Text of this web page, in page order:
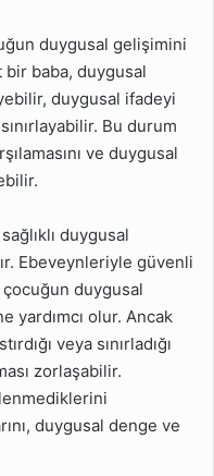
duygusal gelişimini
baba, duygusal
duygusal ifadeyi
Bu durum
ve duygusal
duygusal
Ebeveynleriyle güvenli
duygusal
yardımcı olur. Ancak
veya sınırladığı
zorlaşabilir.
duygusal denge ve